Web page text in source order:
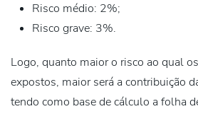
Risco médio: 2%;
Risco grave: 3%.
Logo, quanto maior o risco ao qual
expostos, maior será a contribuição
tendo como base de cálculo a folha